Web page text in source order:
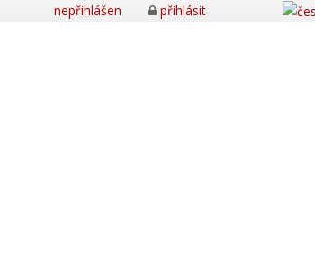
nepřihlášen přihlásit